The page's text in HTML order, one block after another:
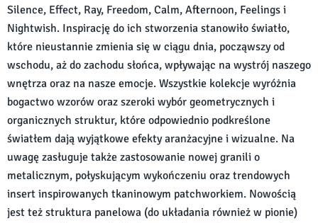
Silence, Effect, Ray, Freedom, Calm, Afternoon, Feelings i
Nightwish. Inspirację do ich stworzenia stanowiło światło,
które nieustannie zmienia się w ciągu dnia, począwszy od
wschodu, aż do zachodu słońca, wpływając na wystrój naszego
wnętrza oraz na nasze emocje. Wszystkie kolekcje wyróżnia
bogactwo wzorów oraz szeroki wybór geometrycznych i
organicznych struktur, które odpowiednio podkreślone
światłem dają wyjątkowe efekty aranżacyjne i wizualne. Na
uwagę zasługuje także zastosowanie nowej granili o
metalicznym, połyskującym wykończeniu oraz trendowych
insert inspirowanych tkaninowym patchworkiem. Nowością
jest też struktura panelowa (do układania również w pionie)